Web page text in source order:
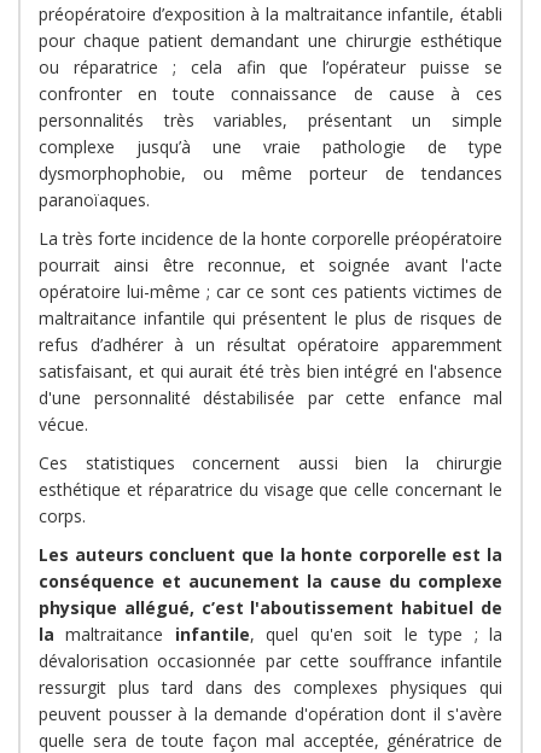
préopératoire d’exposition à la maltraitance infantile, établi
pour chaque patient demandant une chirurgie esthétique
ou réparatrice ; cela afin que l’opérateur puisse se
confronter en toute connaissance de cause à ces
personnalités très variables, présentant un simple
complexe jusqu’à une vraie pathologie de type
dysmorphophobie, ou même porteur de tendances
paranoïaques.
La très forte incidence de la honte corporelle préopératoire
pourrait ainsi être reconnue, et soignée avant l'acte
opératoire lui-même ; car ce sont ces patients victimes de
maltraitance infantile qui présentent le plus de risques de
refus d’adhérer à un résultat opératoire apparemment
satisfaisant, et qui aurait été très bien intégré en l'absence
d'une personnalité déstabilisée par cette enfance mal
vécue.
Ces statistiques concernent aussi bien la chirurgie
esthétique et réparatrice du visage que celle concernant le
corps.
Les auteurs concluent que la honte corporelle est la
conséquence et aucunement la cause du complexe
physique allégué, c’est l'aboutissement habituel de
la maltraitance infantile, quel qu'en soit le type ; la
dévalorisation occasionnée par cette souffrance infantile
ressurgit plus tard dans des complexes physiques qui
peuvent pousser à la demande d'opération dont il s'avère
quelle sera de toute façon mal acceptée, génératrice de